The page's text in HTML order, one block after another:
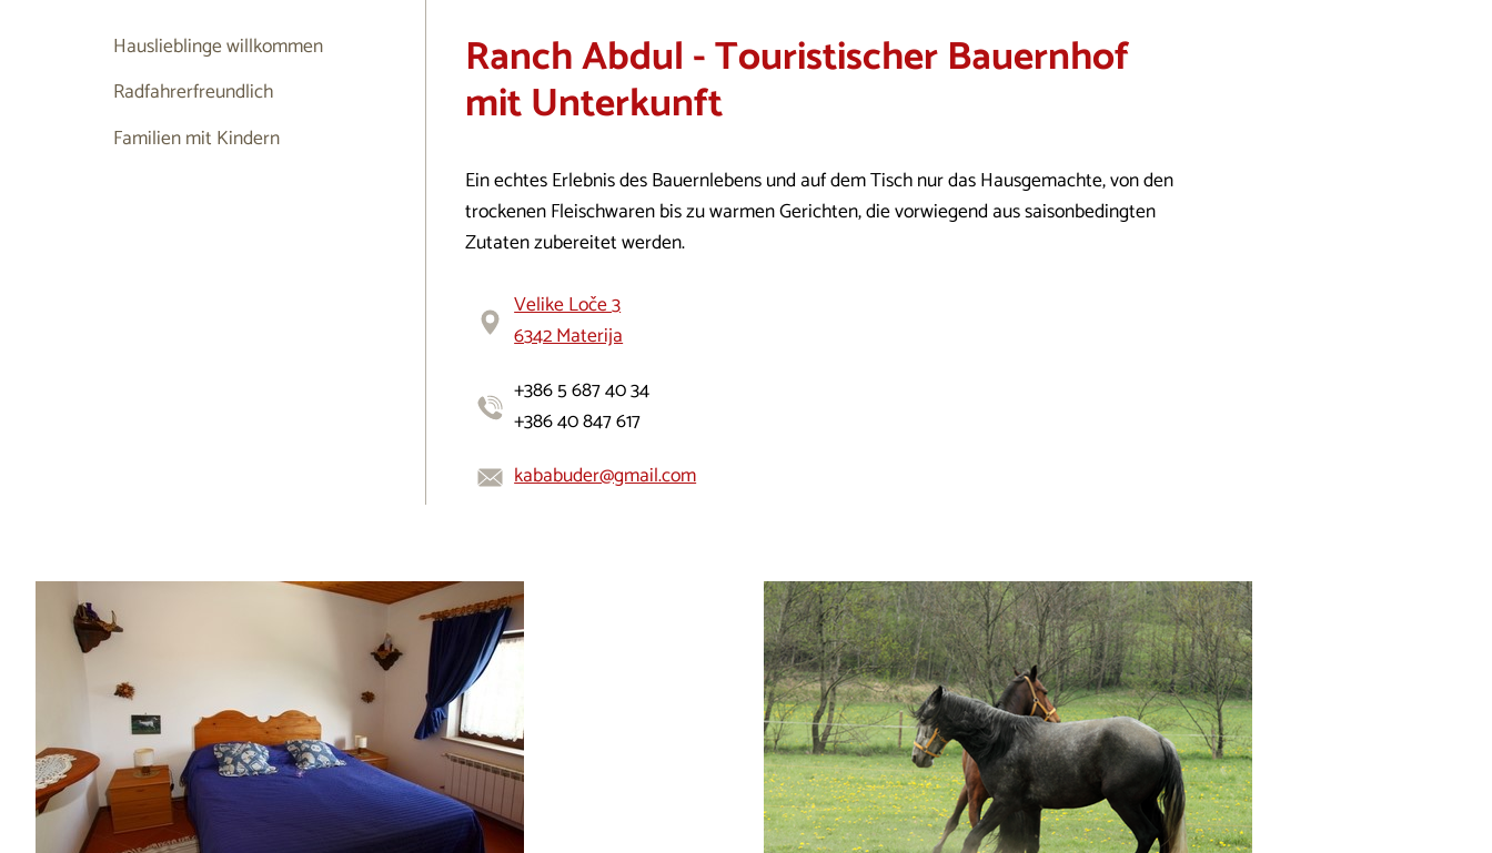
Ranch Abdul - Touristischer Bauernhof
mit Unterkunft
Ein echtes Erlebnis des Bauernlebens und auf dem Tisch nur das Hausgemachte, von den
trockenen Fleischwaren bis zu warmen Gerichten, die vorwiegend aus saisonbedingten
Zutaten zubereitet werden.
Velike Loče 3
6342 Materija
+386 5 687 40 34
+386 40 847 617
kababuder@gmail.com
Hauslieblinge willkommen
Radfahrerfreundlich
Familien mit Kindern